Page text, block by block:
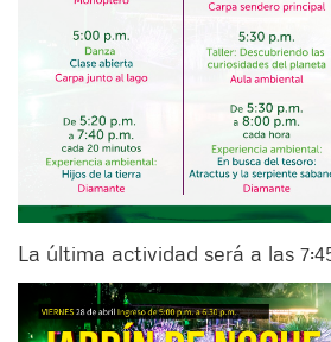
La última actividad será a las